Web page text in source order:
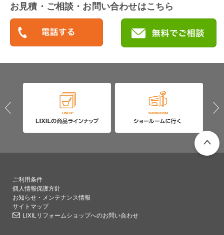
お見積・ご相談・お問い合わせはこちら
ご利用条件
個人情報保護方針
お知らせ・メンテナンス情報
サイトマップ
LIXILリフォームショップへのお問い合わせ